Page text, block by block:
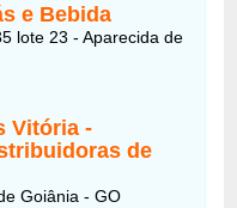
e Bebida
lote 23 - Aparecida de
Vitória -
de
Goiânia - GO